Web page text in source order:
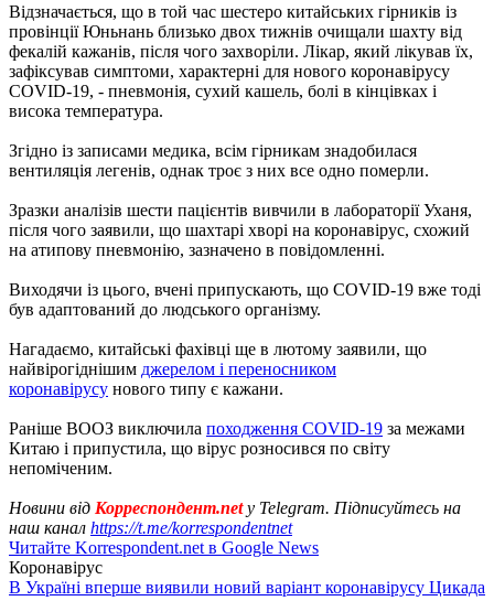
Відзначається, що в той час шестеро китайських гірників із
провінції Юньнань близько двох тижнів очищали шахту від
фекалій кажанів, після чого захворіли. Лікар, який лікував їх,
зафіксував симптоми, характерні для нового коронавірусу
COVID-19, - пневмонія, сухий кашель, болі в кінцівках і
висока температура.
Згідно із записами медика, всім гірникам знадобилася
вентиляція легенів, однак троє з них все одно померли.
Зразки аналізів шести пацієнтів вивчили в лабораторії Уханя,
після чого заявили, що шахтарі хворі на коронавірус, схожий
на атипову пневмонію, зазначено в повідомленні.
Виходячи із цього, вчені припускають, що COVID-19 вже тоді
був адаптований до людського організму.
Нагадаємо, китайські фахівці ще в лютому заявили, що
найвірогіднішим джерелом і переносником
коронавірусу нового типу є кажани.
Раніше ВООЗ виключила походження COVID-19 за межами
Китаю і припустила, що вірус розносився по світу
непоміченим.
Новини від Корреспондент.netу Telegram. Підписуйтесь на
наш канал https://t.me/korrespondentnet
Читайте Korrespondent.net в Google News
Коронавірус
В Україні вперше виявили новий варіант коронавірусу Цикада